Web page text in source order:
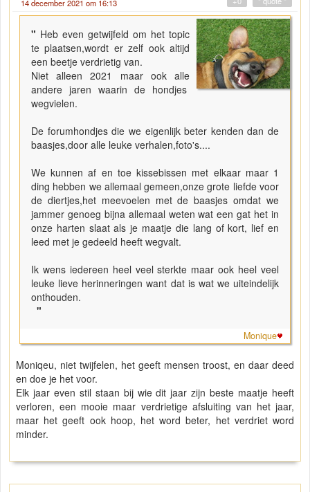
14 december 2021 om 16:13
" Heb even getwijfeld om het topic
te plaatsen,wordt er zelf ook altijd
een beetje verdrietig van.
Niet alleen 2021 maar ook alle
andere jaren waarin de hondjes
wegvielen.
De forumhondjes die we eigenlijk beter kenden dan de
baasjes,door alle leuke verhalen,foto's....
We kunnen af en toe kissebissen met elkaar maar 1
ding hebben we allemaal gemeen,onze grote liefde voor
de diertjes,het meevoelen met de baasjes omdat we
jammer genoeg bijna allemaal weten wat een gat het in
onze harten slaat als je maatje die lang of kort, lief en
leed met je gedeeld heeft wegvalt.
Ik wens iedereen heel veel sterkte maar ook heel veel
leuke lieve herinneringen want dat is wat we uiteindelijk
onthouden.
"
Monique
Moniqeu, niet twijfelen, het geeft mensen troost, en daar deed
en doe je het voor.
Elk jaar even stil staan bij wie dit jaar zijn beste maatje heeft
verloren, een mooie maar verdrietige afsluiting van het jaar,
maar het geeft ook hoop, het word beter, het verdriet word
minder.